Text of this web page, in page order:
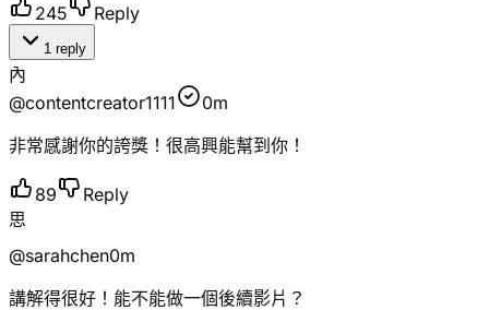
245 Reply
1 reply
內
@contentcreator1111
0m
非常感謝你的誇獎！很高興能幫到你！
89
Reply
思
@sarahchen0m
講解得很好！能不能做一個後續影片？